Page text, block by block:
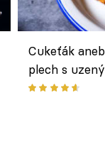
Cukeťák
plech s
způsob, jak